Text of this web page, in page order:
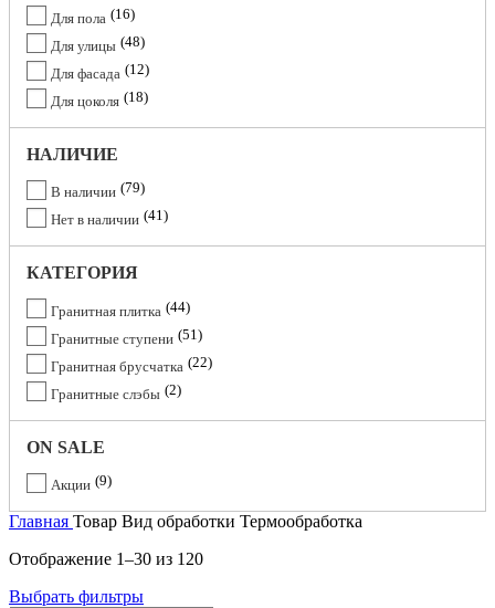
Для пола
16
Для улицы 48
Для фасада
12
Для цоколя 18
НАЛИЧИЕ
В наличии 79
Нет в наличии 41
КАТЕГОРИЯ
Гранитная плитка 44
Гранитные ступени 51
Гранитная брусчатка 22
Гранитные слэбы 2
ON SALE
Акции 9
Главная Товар Вид обработки Термообработка
Отображение 1–30 из 120
Выбрать фильтры